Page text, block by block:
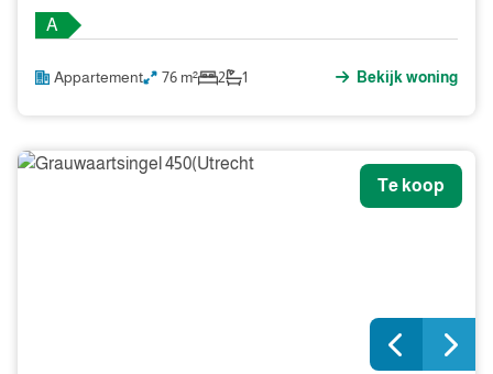
A
Appartement 76 m² 2 1 Bekijk woning
Te koop